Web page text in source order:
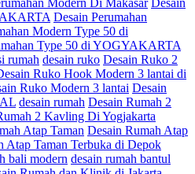
Desain Perumahan
Modern Type 50 di
Type 50 di YOGYAKARTA
rumah desain ruko Desain Ruko 2
Ruko Hook Modern 3 lantai di
Ruko Modern 3 lantai Desain
desain rumah Desain Rumah 2
2 Kavling Di Yogjakarta
Atap Taman Desain Rumah Atap
Atap Taman Terbuka di Depok
bali modern desain rumah bantul